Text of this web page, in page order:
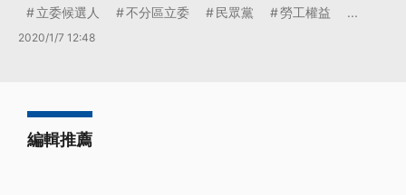
立委候選人 不分區立委 民眾黨 勞工權益 ...
2020/1/7 12:48
編輯推薦